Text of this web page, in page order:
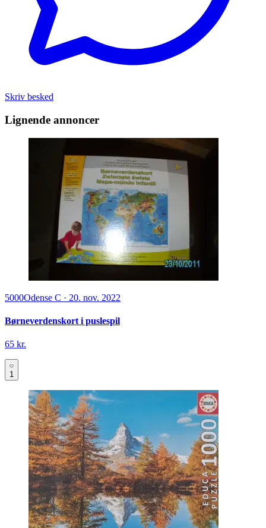
Skriv besked
Lignende annoncer
5000Odense C · 20. nov. 2022
Børneverdenskort i puslespil
65 kr.
1